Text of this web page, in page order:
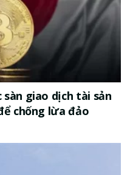
sàn giao dịch tài sản
chống lừa đảo